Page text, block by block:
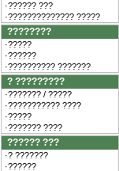
·?????? ???
·?????????????? ?????
????????
·?????
·??????
·?????????? ???????
? ?????????
·??????? / ?????
·??????????? ????
·?????
·??????? ????
?????? ???
·? ???????
·??????